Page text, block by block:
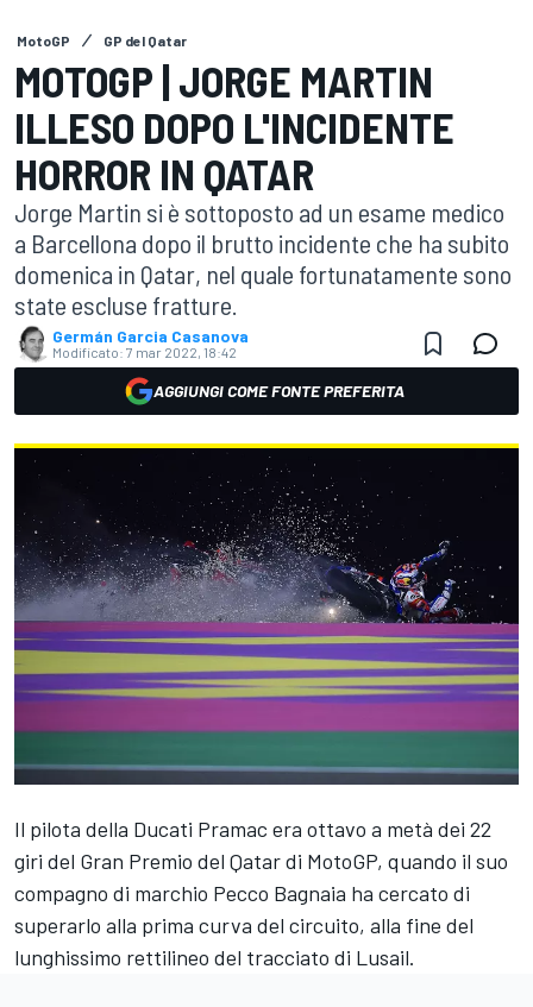
MotoGP GP del Qatar
MOTOGP | JORGE MARTIN
ILLESO DOPO L'INCIDENTE
HORROR IN QATAR
Jorge Martin si è sottoposto ad un esame medico
a Barcellona dopo il brutto incidente che ha subito
domenica in Qatar, nel quale fortunatamente sono
state escluse fratture.
Germán Garcia Casanova
Modificato: 7 mar 2022, 18:42
AGGIUNGI COME FONTE PREFERITA
Il pilota della Ducati Pramac era ottavo a metà dei 22
giri del Gran Premio del Qatar di MotoGP, quando il suo
compagno di marchio Pecco Bagnaia ha cercato di
superarlo alla prima curva del circuito, alla fine del
lunghissimo rettilineo del tracciato di Lusail.